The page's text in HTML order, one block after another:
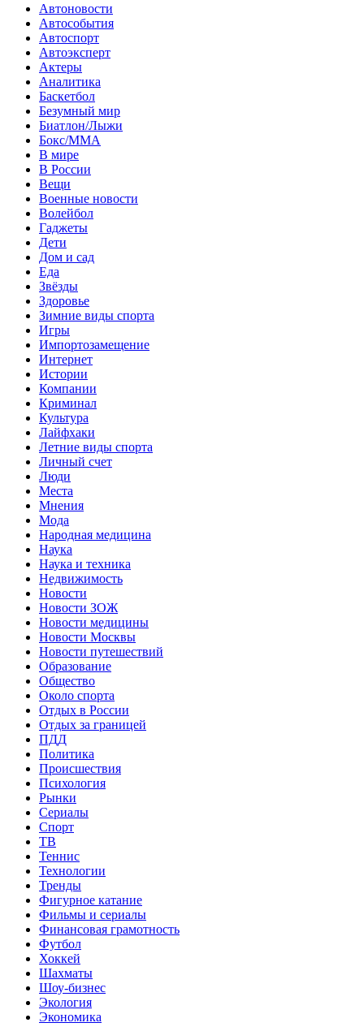
Автоновости
Автособытия
Автоспорт
Автоэксперт
Актеры
Аналитика
Баскетбол
Безумный мир
Биатлон/Лыжи
Бокс/MMA
В мире
В России
Вещи
Военные новости
Волейбол
Гаджеты
Дети
Дом и сад
Еда
Звёзды
Здоровье
Зимние виды спорта
Игры
Импортозамещение
Интернет
Истории
Компании
Криминал
Культура
Лайфхаки
Летние виды спорта
Личный счет
Люди
Места
Мнения
Мода
Народная медицина
Наука
Наука и техника
Недвижимость
Новости
Новости ЗОЖ
Новости медицины
Новости Москвы
Новости путешествий
Образование
Общество
Около спорта
Отдых в России
Отдых за границей
ПДД
Политика
Происшествия
Психология
Рынки
Сериалы
Спорт
ТВ
Теннис
Технологии
Тренды
Фигурное катание
Фильмы и сериалы
Финансовая грамотность
Футбол
Хоккей
Шахматы
Шоу-бизнес
Экология
Экономика